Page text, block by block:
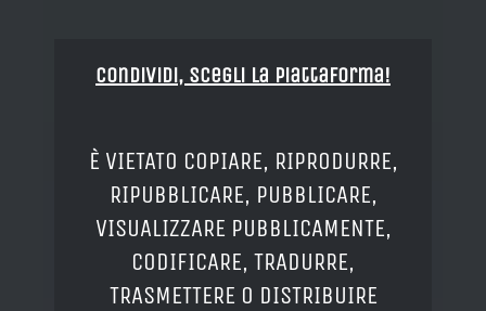
Condividi, Scegli la piattaforma!
È VIETATO COPIARE, RIPRODURRE,
RIPUBBLICARE, PUBBLICARE,
VISUALIZZARE PUBBLICAMENTE,
CODIFICARE, TRADURRE,
TRASMETTERE O DISTRIBUIRE